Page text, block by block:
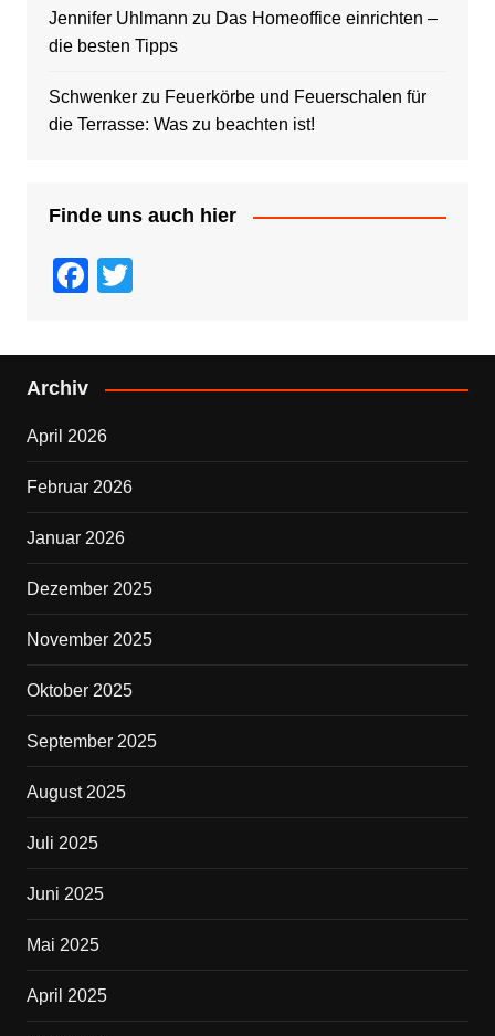
Jennifer Uhlmann zu Das Homeoffice einrichten –
die besten Tipps
Schwenkerzu Feuerkörbe und Feuerschalen für
die Terrasse: Was zu beachten ist!
Finde uns auch hier
F
c
e
o
o
k
tt
er
Archiv
April 2026
Februar 2026
Januar 2026
Dezember 2025
November 2025
Oktober 2025
September 2025
August 2025
Juli 2025
Juni 2025
Mai 2025
April 2025